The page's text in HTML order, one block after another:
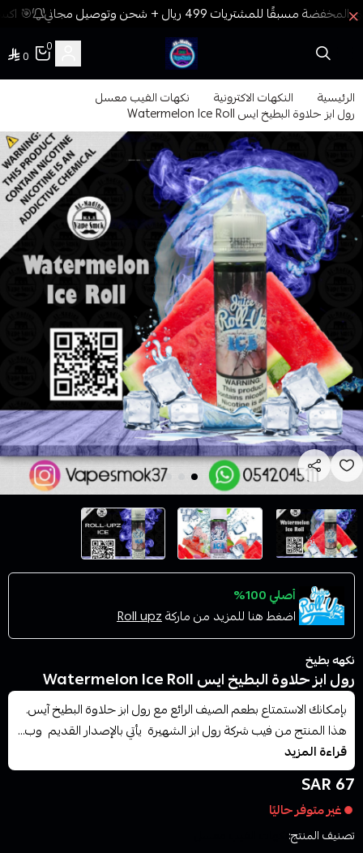
🎯
فيب المدينة
0
0
الرئيسية النكهات الاكترونية نكهات الفيب معسل
رول ابز حلاوة البطيخ ايس Watermelon Ice Roll
أصلي 100%
اضغط هنا للمزيد من ماركةRoll upz
نكهه بطيخ
رول ابز حلاوة البطيخ ايس Watermelon Ice Roll
بإمكانك الاستمتاع بطعم الصيف الرائع مع رول ابز حلاوة البطيخ آيس.
هذا المنتج من فيب شركة رول ابز الشهيرة يأتي بالإصدار القديم وب...
قراءة المزيد
67 SAR
غير متوفر حاليًا
تصنيف المنتج: